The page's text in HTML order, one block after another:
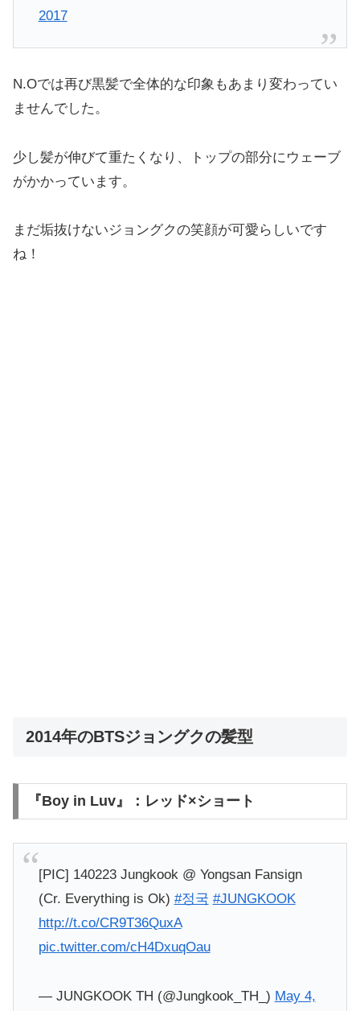
2017
N.Oでは再び黒髪で全体的な印象もあまり変わってい
ませんでした。
少し髪が伸びて重たくなり、トップの部分にウェーブ
がかかっています。
まだ垢抜けないジョングクの笑顔が可愛らしいです
ね！
2014年のBTSジョングクの髪型
『Boy in Luv』：レッド×ショート
[PIC] 140223 Jungkook @ Yongsan Fansign
(Cr. Everything is Ok) #정국 #JUNGKOOK
http://t.co/CR9T36QuxA
pic.twitter.com/cH4DxuqOau
— JUNGKOOK TH (@Jungkook_TH_) May 4,